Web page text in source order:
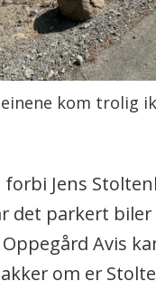
kom trolig
forbi Jens
det parkert biler
Avis
om er